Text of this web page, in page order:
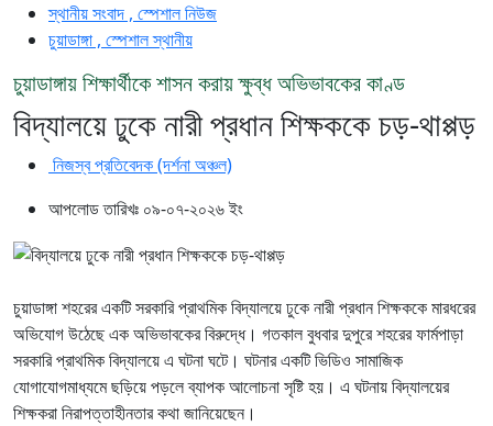
স্থানীয় সংবাদ , স্পেশাল নিউজ
চুয়াডাঙ্গা , স্পেশাল স্থানীয়
চুয়াডাঙ্গায় শিক্ষার্থীকে শাসন করায় ক্ষুব্ধ অভিভাবকের কাণ্ড
বিদ্যালয়ে ঢুকে নারী প্রধান শিক্ষককে চড়-থাপ্পড়
নিজস্ব প্রতিবেদক (দর্শনা অঞ্চল)
আপলোড তারিখঃ ০৯-০৭-২০২৬ ইং
চুয়াডাঙ্গা শহরের একটি সরকারি প্রাথমিক বিদ্যালয়ে ঢুকে নারী প্রধান শিক্ষককে মারধরের
অভিযোগ উঠেছে এক অভিভাবকের বিরুদ্ধে। গতকাল বুধবার দুপুরে শহরের ফার্মপাড়া
সরকারি প্রাথমিক বিদ্যালয়ে এ ঘটনা ঘটে। ঘটনার একটি ভিডিও সামাজিক
যোগাযোগমাধ্যমে ছড়িয়ে পড়লে ব্যাপক আলোচনা সৃষ্টি হয়। এ ঘটনায় বিদ্যালয়ের
শিক্ষকরা নিরাপত্তাহীনতার কথা জানিয়েছেন।